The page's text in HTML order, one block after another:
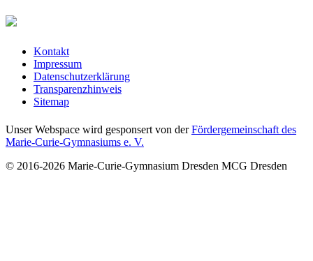
Kontakt
Impressum
Datenschutzerklärung
Transparenzhinweis
Sitemap
Unser Webspace wird gesponsert von derFördergemeinschaft des
Marie-Curie-Gymnasiums e. V.
© 2016-2026 Marie-Curie-Gymnasium Dresden MCG Dresden